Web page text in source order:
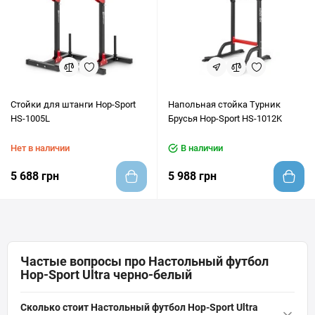
Cтойки для штанги Hop-Sport
HS-1005L
Нет в наличии
5 688 грн
Напольная стойка Турник
Брусья Hop-Sport HS-1012K
В наличии
5 988 грн
Частые вопросы про Настольный футбол
Hop-Sport Ultra черно-белый
Сколько стоит Настольный футбол Hop-Sport Ultra